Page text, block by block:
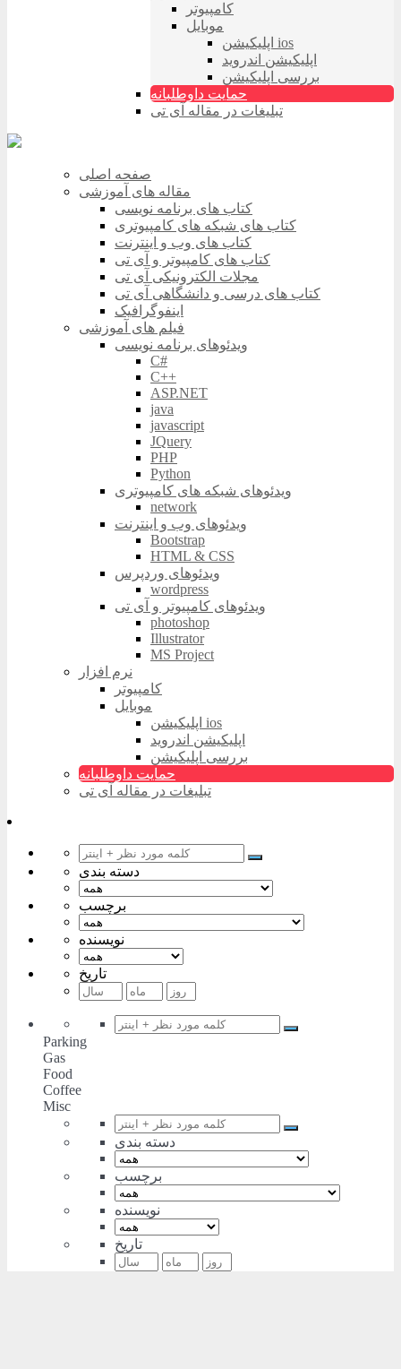
کامپیوتر
موبایل
اپلیکیشن ios
اپلیکیشن اندروید
بررسی اپلیکیشن
حمایت داوطلبانه
تبلیغات در مقاله آی تی
صفحه اصلی
مقاله های آموزشی
کتاب های برنامه نویسی
کتاب های شبکه های کامپیوتری
کتاب های وب و اینترنت
کتاب های کامپیوتر و آی تی
مجلات الکترونیکی آی تی
کتاب های درسی و دانشگاهی آی تی
اینفوگرافیک
فیلم های آموزشی
ویدئوهای برنامه نویسی
C#
C++
ASP.NET
java
javascript
JQuery
PHP
Python
ویدئوهای شبکه های کامپیوتری
network
ویدئوهای وب و اینترنت
Bootstrap
HTML & CSS
ویدئوهای وردپرس
wordpress
ویدئوهای کامپیوتر و آی تی
photoshop
Illustrator
MS Project
نرم افزار
کامپیوتر
موبایل
اپلیکیشن ios
اپلیکیشن اندروید
بررسی اپلیکیشن
حمایت داوطلبانه
تبلیغات در مقاله آی تی
دسته بندی
برچسب
نویسنده
تاریخ
Parking
Gas
Food
Coffee
Misc
دسته بندی
برچسب
نویسنده
تاریخ